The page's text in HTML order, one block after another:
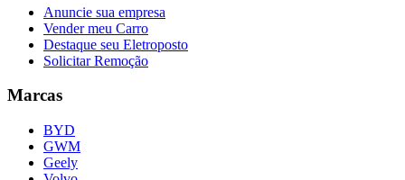
Anuncie sua empresa
Vender meu Carro
Destaque seu Eletroposto
Solicitar Remoção
Marcas
BYD
GWM
Geely